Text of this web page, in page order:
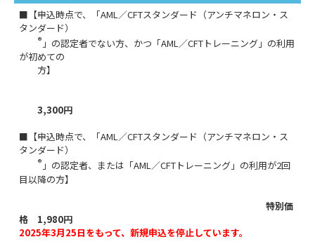
■【申込時点で、「AML／CFTスタンダード（アンチマネロン・ス
タンダード）
® 」の認定者でない方、かつ「AML／CFTトレーニング」の利用
が初めての
方】
3,300円
■【申込時点で、「AML／CFTスタンダード（アンチマネロン・ス
タンダード）
® 」の認定者、または「AML／CFTトレーニング」の利用が2回
目以降の方】
特別価
格 1,980円
2025年3月25日をもって、新規申込を停止しています。